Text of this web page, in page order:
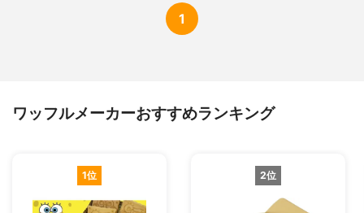
1
ワッフルメーカーおすすめランキング
1位 2位